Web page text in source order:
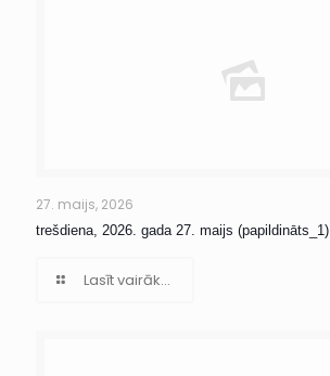
27. maijs, 2026
trešdiena, 2026. gada 27. maijs (papildināts_1)
Lasīt vairāk...